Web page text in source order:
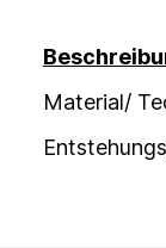
Material/